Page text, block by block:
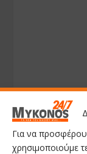
Για να
χρησιμοποιούμε